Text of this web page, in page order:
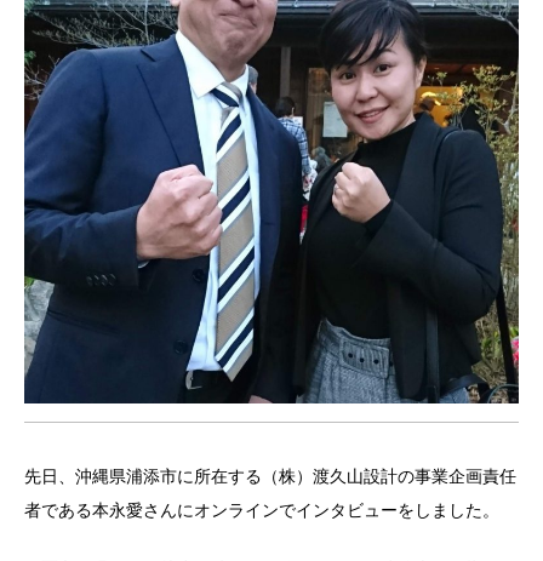
先日、沖縄県浦添市に所在する（株）渡久山設計の事業企画責任
者である本永愛さんにオンラインでインタビューをしました。